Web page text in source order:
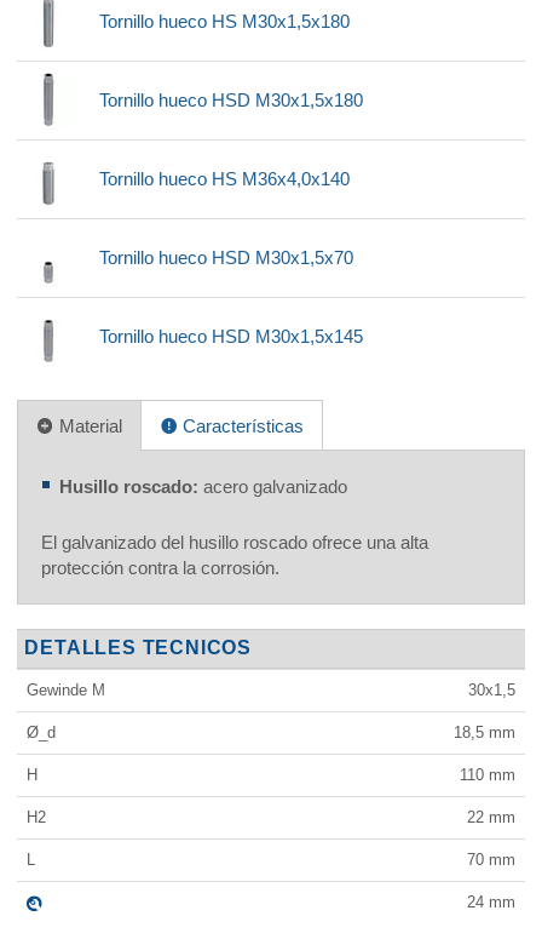
Tornillo hueco HS M30x1,5x180
Tornillo hueco HSD M30x1,5x180
Tornillo hueco HS M36x4,0x140
Tornillo hueco HSD M30x1,5x70
Tornillo hueco HSD M30x1,5x145
Material Características
Husillo roscado: acero galvanizado
El galvanizado del husillo roscado ofrece una alta
protección contra la corrosión.
DETALLES TECNICOS
Gewinde M 30x1,5
Ø_d 18,5 mm
H 110 mm
H2 22 mm
L 70 mm
24 mm